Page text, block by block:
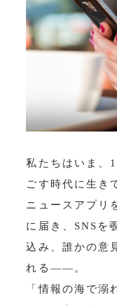
私たちはいま、
ごす時代に生き
ニュースアプリ
に届き、SNSを
込み、誰かの意
れる——。
「情報の海で溺